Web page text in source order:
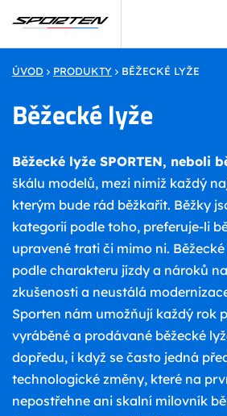
ÚVOD PRODUKTY BĚŽECKÉ LYŽE
Běžecké lyže
Běžecké lyže SPORTEN, neboli
škálu modelů, mezi nimiž každý
kterým bude rád běžkařit. Běžky
kategorií podle toho, preferuje-li
upravené trati či mimo ni.
podle charakteru jízdy a nároků
zkušenosti a neustálá
Sporten nám umožňují každý rok
vyráběné a prodávané běžecké
dopředu, i když se často jedná
technologické změny, které na
nepostřehne ani skalní milovník